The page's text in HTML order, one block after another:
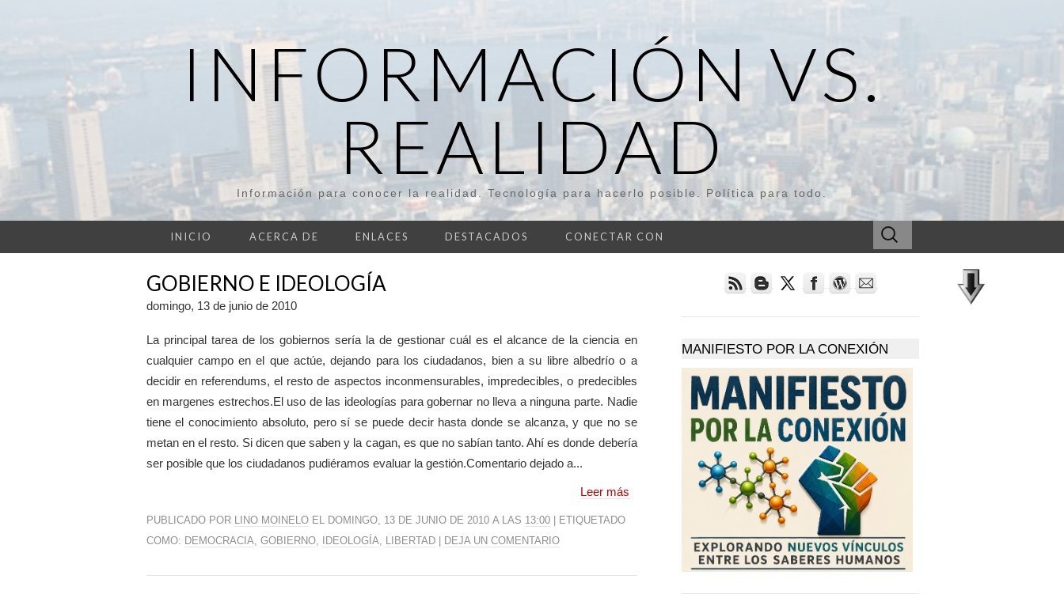
INFORMACIÓN VS.
REALIDAD
Información para conocer la realidad. Tecnología para hacerlo posible. Política para todo.
INICIO ACERCA DE ENLACES DESTACADOS CONECTAR CON
Buscar
:
GOBIERNO E IDEOLOGÍA
domingo, 13 de junio de 2010
La principal tarea de los gobiernos sería la de gestionar cuál es el alcance de la ciencia en
cualquier campo en el que actúe, dejando para los ciudadanos, bien a su libre albedrío o a
decidir en referendums, el resto de aspectos inconmensurables, impredecibles, o predecibles
en margenes estrechos.El uso de las ideologías para gobernar no lleva a ninguna parte. Nadie
tiene el conocimiento absoluto, pero sí se puede decir hasta donde se alcanza, y que no se
metan en el resto. Si dicen que saben y la cagan, es que no sabían tanto. Ahí es donde debería
ser posible que los ciudadanos pudiéramos evaluar la gestión.Comentario dejado a...
Leer más
PUBLICADO POR LINO MOINELOEL DOMINGO, 13 DE JUNIO DE 2010 A LAS 13:00| ETIQUETADO
COMO: DEMOCRACIA, GOBIERNO, IDEOLOGÍA, LIBERTAD| DEJA UN COMENTARIO
MANIFIESTO POR LA CONEXIÓN